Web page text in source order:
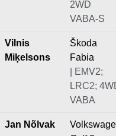
2WD
VABA-S
Vilnis
Miķelsons
Škoda
Fabia
| EMV2;
LRC2;
VABA
Jan Nõlvak